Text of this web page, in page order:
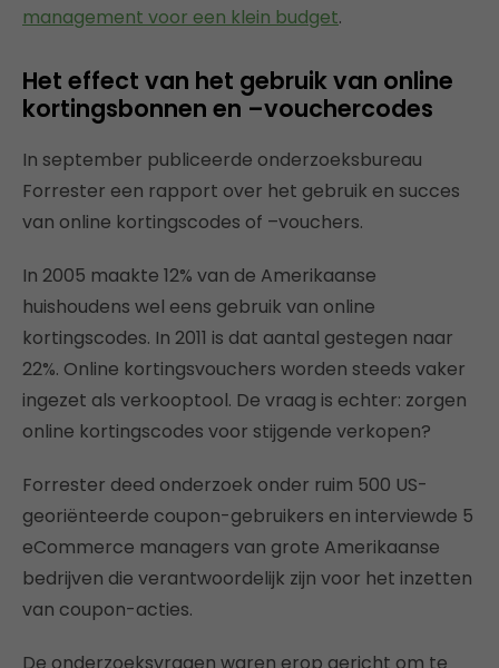
management voor een klein budget.
Het effect van het gebruik van online
kortingsbonnen en –vouchercodes
In september publiceerde onderzoeksbureau
Forrester een rapport over het gebruik en succes
van online kortingscodes of –vouchers.
In 2005 maakte 12% van de Amerikaanse
huishoudens wel eens gebruik van online
kortingscodes. In 2011 is dat aantal gestegen naar
22%. Online kortingsvouchers worden steeds vaker
ingezet als verkooptool. De vraag is echter: zorgen
online kortingscodes voor stijgende verkopen?
Forrester deed onderzoek onder ruim 500 US-
georiënteerde coupon-gebruikers en interviewde 5
eCommerce managers van grote Amerikaanse
bedrijven die verantwoordelijk zijn voor het inzetten
van coupon-acties.
De onderzoeksvragen waren erop gericht om te